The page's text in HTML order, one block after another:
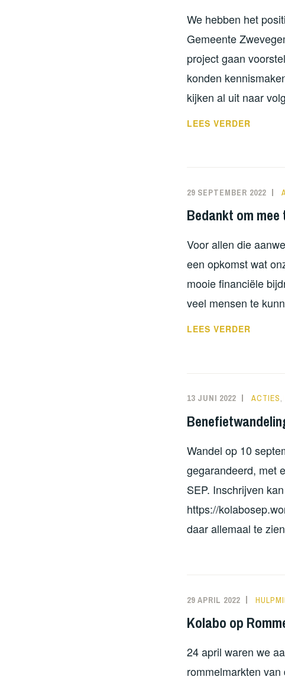
We hebben het
Gemeente
project gaan
konden
kijken al uit naar
LEES VERDER
29 SEPTEMBER 2022
Bedankt om mee
Voor allen die
een opkomst wat
mooie financiële
veel mensen te
LEES VERDER
13 JUNI 2022 ACTIES,
Wandel op 10
gegarandeerd, met
SEP. Inschrijven
https://
daar allemaal te
29 APRIL 2022
Kolabo op
24 april waren we
rommelmarkten